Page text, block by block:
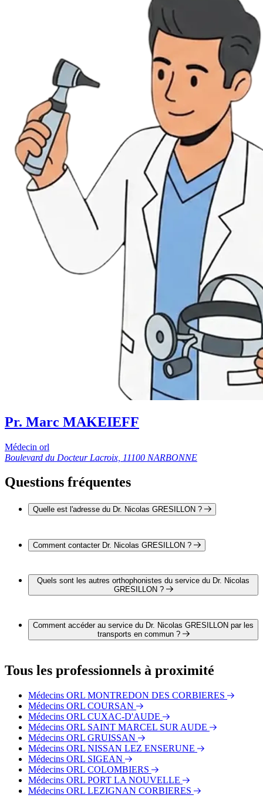
Pr. Marc MAKEIEFF
Médecin orl
Boulevard du Docteur Lacroix, 11100 NARBONNE
Questions fréquentes
Quelle est l'adresse du Dr. Nicolas GRESILLON ?
Docteur Lacroix 11100 NARBONNE
Comment contacter Dr. Nicolas GRESILLON ?
téléphone au 04 68 42 60 00.
Quels sont les autres orthophonistes du service du Dr. Nicolas
GRESILLON ?
Dr. Nicolas GRESILLON :
Dr. Yohanan VELEINE
Pr. Marc MAKEIEFF
Comment accéder au service du Dr. Nicolas GRESILLON par les
transports en commun ?
des arrêts suivants :
Bus - Turenne
Bus - Montmorency
Tous les professionnels à proximité
Médecins ORL MONTREDON DES CORBIERES
Médecins ORL COURSAN
Médecins ORL CUXAC-D'AUDE
Médecins ORL SAINT MARCEL SUR AUDE
Médecins ORL GRUISSAN
Médecins ORL NISSAN LEZ ENSERUNE
Médecins ORL SIGEAN
Médecins ORL COLOMBIERS
Médecins ORL PORT LA NOUVELLE
Médecins ORL LEZIGNAN CORBIERES